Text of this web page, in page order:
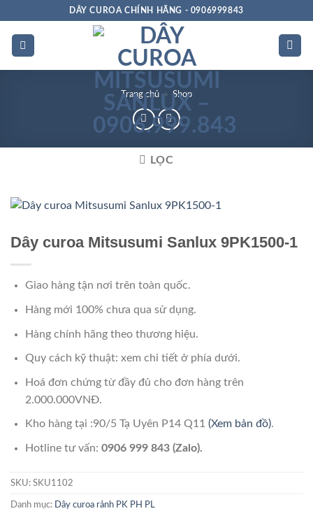
dung
DÂY CUROA CHÍNH HÃNG - 0906999843
Trang chủ » Shop
LỌC
Dây curoa Mitsusumi Sanlux 9PK1500-1
Giao hàng tận nơi trên toàn quốc.
Hàng mới 100% chưa qua sử dụng.
Hàng chính hãng theo thương hiệu.
Quy cách kỹ thuật: xem chi tiết ở phía dưới.
Hoá đơn chứng từ đầy đủ cho đơn hàng trên
2.000.000VNĐ.
Kho hàng tại :90/5 Tạ Uyên P14 Q11 (Xem bản đồ).
Hotline tư vấn: 0906 999 843 (Zalo).
SKU: SKU1102
Danh mục: Dây curoa rảnh PK PH PL